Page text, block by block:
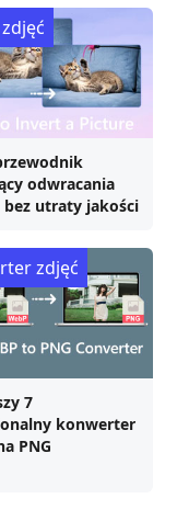
odwracania
bez utraty jakości
7
konwerter
PNG
zdjęć